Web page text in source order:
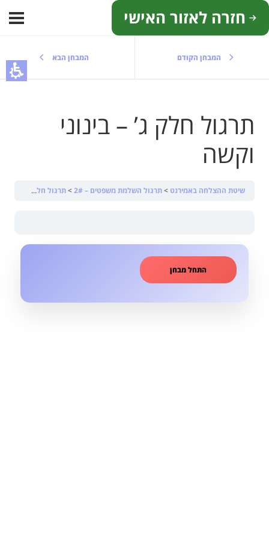
חזרה לאזור האישי
המבחן הקודם המבחן הבא
תרגול חלק ג’ – בינוני
וקשה
שיטת ההצלחה באמירנט תרגול השלמת משפטים – 2# תרגול חלק ג’ – בינוני וקשה